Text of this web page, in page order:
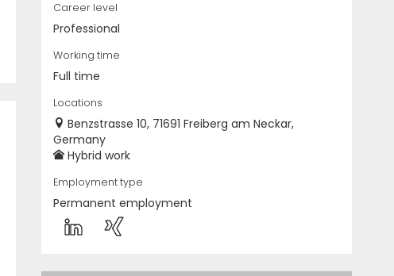
Career level
Professional
Working time
Full time
Locations
Benzstrasse 10, 71691 Freiberg am Neckar,
Germany
Hybrid work
Employment type
Permanent employment